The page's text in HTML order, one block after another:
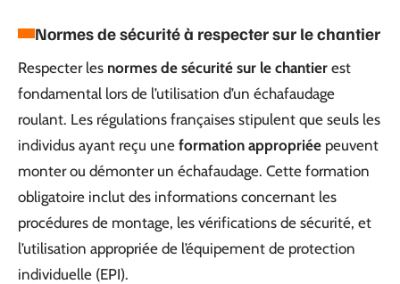
Normes de sécurité à respecter sur le chantier
Respecter les normes de sécurité sur le chantier est
fondamental lors de l’utilisation d’un échafaudage
roulant. Les régulations françaises stipulent que seuls les
individus ayant reçu une formation appropriée peuvent
monter ou démonter un échafaudage. Cette formation
obligatoire inclut des informations concernant les
procédures de montage, les vérifications de sécurité, et
l’utilisation appropriée de l’équipement de protection
individuelle (EPI).